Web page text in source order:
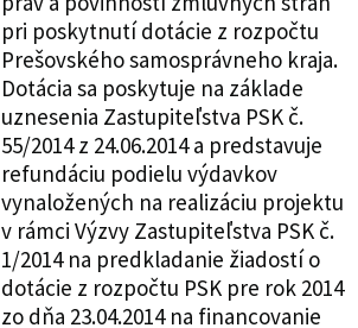
pri poskytnutí dotácie z rozpočtu
Prešovského samosprávneho kraja.
Dotácia sa poskytuje na základe
uznesenia Zastupiteľstva PSK č.
55/2014 z 24.06.2014 a predstavuje
refundáciu podielu výdavkov
vynaložených na realizáciu projektu
v rámci Výzvy Zastupiteľstva PSK č.
1/2014 na predkladanie žiadostí o
dotácie z rozpočtu PSK pre rok 2014
zo dňa 23.04.2014 na financovanie